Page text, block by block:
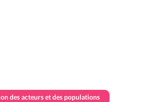
des acteurs et des populations